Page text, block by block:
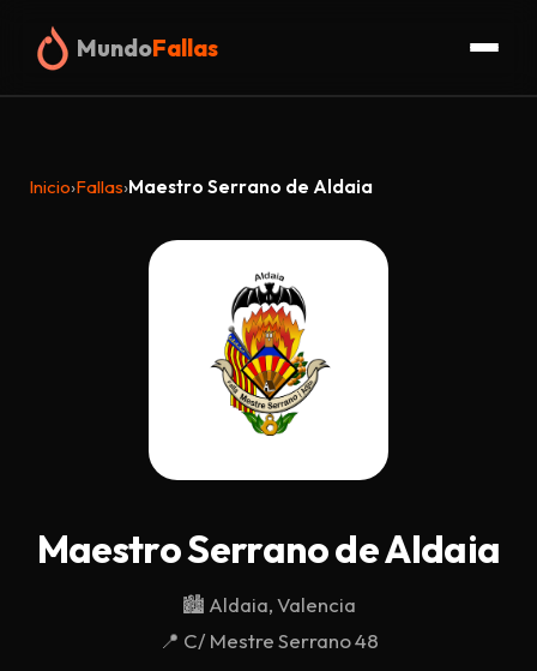
MundoFallas
Fallas
Organigrama
Glosario
Truc
Blog
Descargar
Contacto
Inicio›Fallas›Maestro Serrano de Aldaia
Maestro Serrano de Aldaia
🏙️ Aldaia, Valencia
📍 C/ Mestre Serrano 48